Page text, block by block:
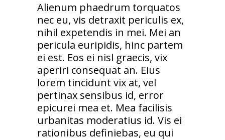
Alienum phaedrum torquatos
nec eu, vis detraxit periculis ex,
nihil expetendis in mei. Mei an
pericula euripidis, hinc partem
ei est. Eos ei nisl graecis, vix
aperiri consequat an. Eius
lorem tincidunt vix at, vel
pertinax sensibus id, error
epicurei mea et. Mea facilisis
urbanitas moderatius id. Vis ei
rationibus definiebas, eu qui